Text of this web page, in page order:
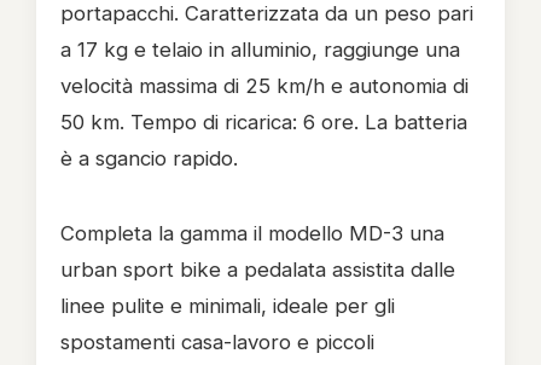
portapacchi. Caratterizzata da un peso pari
a 17 kg e telaio in alluminio, raggiunge una
velocità massima di 25 km/h e autonomia di
50 km. Tempo di ricarica: 6 ore. La batteria
è a sgancio rapido.
Completa la gamma il modello MD-3 una
urban sport bike a pedalata assistita dalle
linee pulite e minimali, ideale per gli
spostamenti casa-lavoro e piccoli